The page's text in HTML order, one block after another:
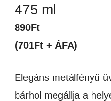
475 ml
890Ft
(701Ft + ÁFA)
Elegáns metálfényű
bárhol megállja a